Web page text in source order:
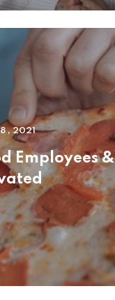
, 2021
Employees &